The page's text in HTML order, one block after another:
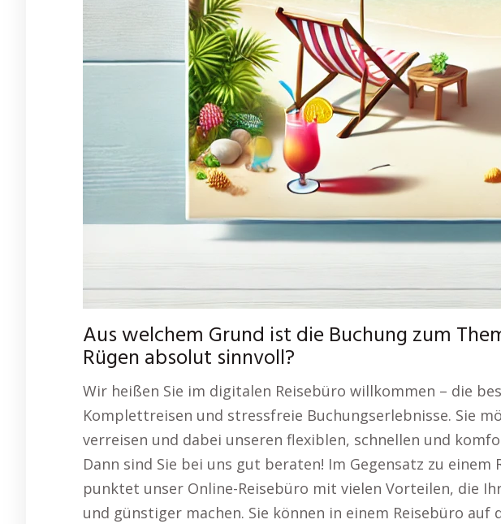
Aus welchem Grund ist die Buchung zum
Rügen absolut sinnvoll?
Wir heißen Sie im digitalen Reisebüro willkommen – die
Komplettreisen und stressfreie Buchungserlebnisse. Sie
verreisen und dabei unseren flexiblen, schnellen und
Dann sind Sie bei uns gut beraten! Im Gegensatz zu einem
punktet unser Online-Reisebüro mit vielen Vorteilen, die
und günstiger machen. Sie können in einem Reisebüro auf